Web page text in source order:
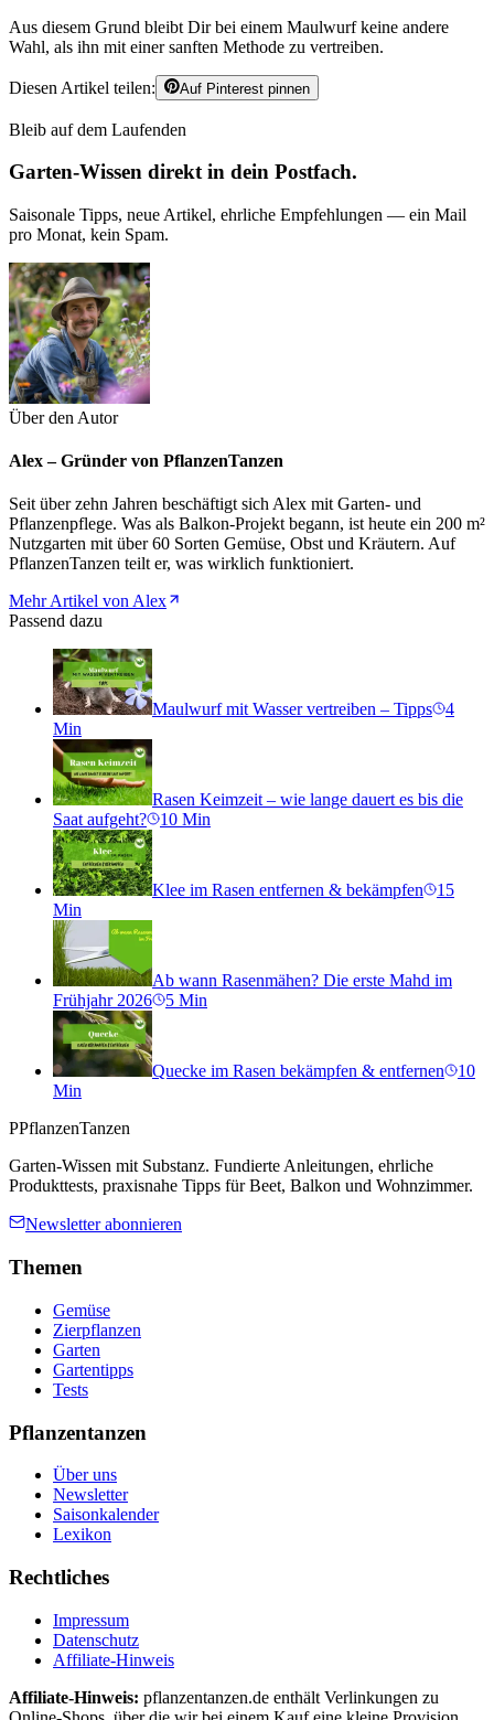
Aus diesem Grund bleibt Dir bei einem Maulwurf keine andere
Wahl, als ihn mit einer sanften Methode zu vertreiben.
Diesen Artikel teilen: Auf Pinterest pinnen
Bleib auf dem Laufenden
Garten-Wissen direkt in dein Postfach.
Saisonale Tipps, neue Artikel, ehrliche Empfehlungen — ein Mail
pro Monat, kein Spam.
Über den Autor
Alex – Gründer von PflanzenTanzen
Seit über zehn Jahren beschäftigt sich Alex mit Garten- und
Pflanzenpflege. Was als Balkon-Projekt begann, ist heute ein 200 m²
Nutzgarten mit über 60 Sorten Gemüse, Obst und Kräutern. Auf
PflanzenTanzen teilt er, was wirklich funktioniert.
Mehr Artikel von Alex
Passend dazu
Maulwurf mit Wasser vertreiben – Tipps
4
Min
Rasen Keimzeit – wie lange dauert es bis die
Saat aufgeht?
10 Min
Klee im Rasen entfernen & bekämpfen
15
Min
Ab wann Rasenmähen? Die erste Mahd im
Frühjahr 2026
5 Min
Quecke im Rasen bekämpfen & entfernen
10
Min
PPflanzenTanzen
Garten-Wissen mit Substanz. Fundierte Anleitungen, ehrliche
Produkttests, praxisnahe Tipps für Beet, Balkon und Wohnzimmer.
Newsletter abonnieren
Themen
Gemüse
Zierpflanzen
Garten
Gartentipps
Tests
Pflanzentanzen
Über uns
Newsletter
Saisonkalender
Lexikon
Rechtliches
Impressum
Datenschutz
Affiliate-Hinweis
Affiliate-Hinweis: pflanzentanzen.de enthält Verlinkungen zu